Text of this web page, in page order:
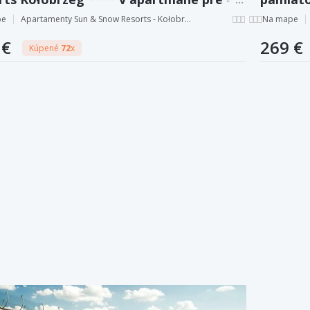
+ bazén a sauna neobmedzene
Apartamenty Sun & Snow Resorts - Kołobrzeg
Kúpené 72x
Aura II
Na mape
269 €